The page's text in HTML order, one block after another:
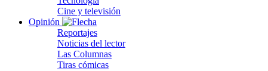
Cine y televisión
Opinión
Reportajes
Noticias del lector
Las Columnas
Tiras cómicas